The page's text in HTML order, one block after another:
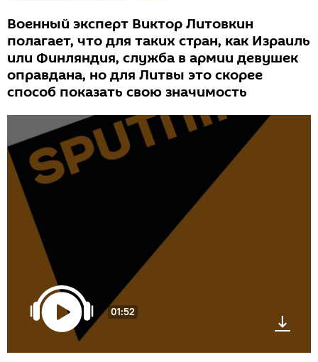
Военный эксперт Виктор Литовкин
полагает, что для таких стран, как Израиль
или Финляндия, служба в армии девушек
оправдана, но для Литвы это скорее
способ показать свою значимость
01:52